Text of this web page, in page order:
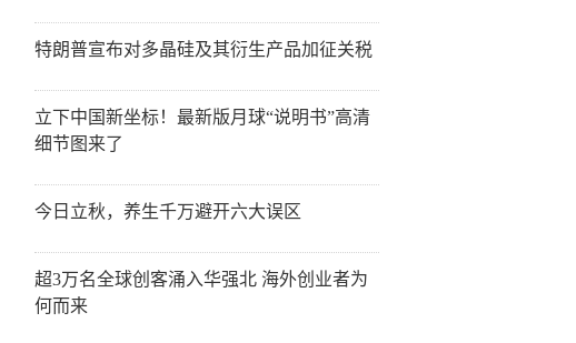
特朗普宣布对多晶硅及其衍生产品加征关税
立下中国新坐标！最新版月球“说明书”高清
细节图来了
今日立秋，养生千万避开六大误区
超3万名全球创客涌入华强北 海外创业者为
何而来